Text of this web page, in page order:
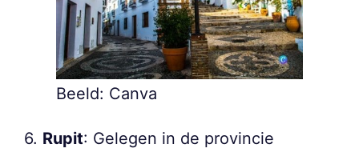
Beeld: Canva
6. Rupit: Gelegen in de provincie